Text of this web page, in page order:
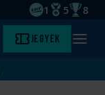
EHF
1
Magyar
5 8
Jegyek Menü